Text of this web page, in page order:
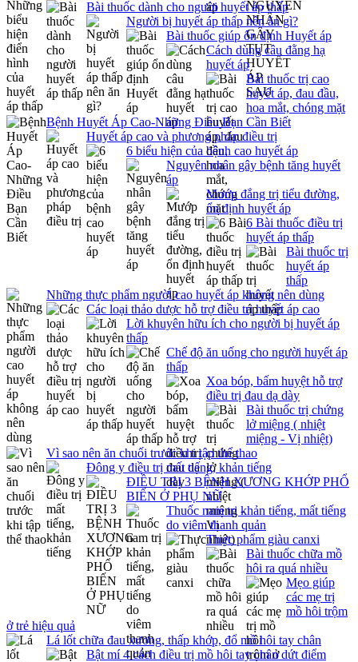
Bài thuốc dành cho người huyết áp thấp
Người bị huyết áp thấp nên ăn gì?
Bài thuốc giúp ổn định Huyết áp
Cách dùng câu đằng hạ
huyết áp
Bài thuốc trị cao
huyết áp, đau đầu,
hoa mắt, chóng mặt
Bệnh Huyết Áp Cao-Những Điều Bạn Cần Biết
Huyết áp cao và phương pháp điều trị
6 biểu hiện của bệnh cao huyết áp
Nguyên nhân gây bệnh tăng huyết
áp
Mướp đắng trị tiểu đường,
ổn định huyết áp
6 Bài thuốc điều trị
huyết áp thấp
Bài thuốc trị
huyết áp
thấp
Những thực phẩm người cao huyết áp không nên dùng
Các loại thảo dược hỗ trợ điều trị huyết áp cao
Lời khuyên hữu ích cho người bị huyết áp
thấp
Chế độ ăn uống cho người huyết áp
thấp
Xoa bóp, bấm huyệt hỗ trợ
điều trị đau dạ dày
Bài thuốc trị chứng
lở miệng ( nhiệt
miệng - Vị nhiệt)
Vì sao nên ăn chuối trước khi tập thể thao
Đông y điều trị mất tiếng, khản tiếng
ĐIỀU TRỊ 3 BỆNH XƯƠNG KHỚP PHỔ
BIẾN Ở PHỤ NỮ
Thuốc nam trị khản tiếng, mất tiếng
do viêm thanh quản
Thực phẩm giàu canxi
Bài thuốc chữa mồ
hôi ra quá nhiều
Mẹo giúp
các mẹ trị
mồ hôi trộm
ở trẻ hiệu quả
Lá lốt chữa đau xương, thấp khớp, đổ mồ hôi tay chân
Bật mí 4 cách điều trị mồ hôi tay chân dứt điểm